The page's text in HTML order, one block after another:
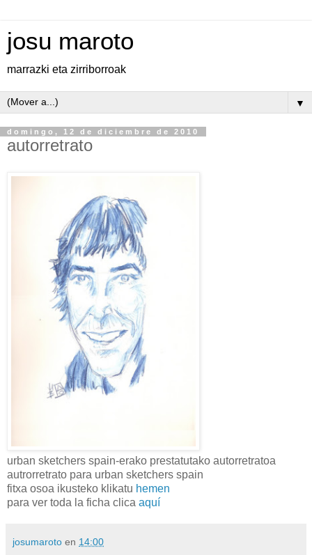
josu maroto
marrazki eta zirriborroak
▼
domingo, 12 de diciembre de 2010
autorretrato
urban sketchers spain-erako prestatutako autorretratoa
autrorretrato para urban sketchers spain
fitxa osoa ikusteko klikatu hemen
para ver toda la ficha clica aquí
josumaroto en 14:00